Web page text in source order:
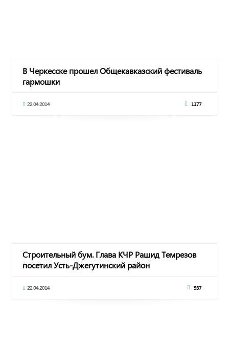
В Черкесске прошел Общекавказский фестиваль
гармошки
22.04.2014 1177
Строительный бум. Глава КЧР Рашид Темрезов
посетил Усть-Джегутинский район
22.04.2014 937